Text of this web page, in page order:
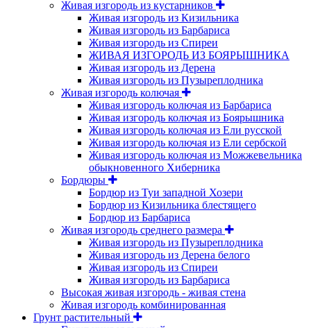
Живая изгородь из кустарников
Живая изгородь из Кизильника
Живая изгородь из Барбариса
Живая изгородь из Спиреи
ЖИВАЯ ИЗГОРОДЬ ИЗ БОЯРЫШНИКА
Живая изгородь из Дерена
Живая изгородь из Пузыреплодника
Живая изгородь колючая
Живая изгородь колючая из Барбариса
Живая изгородь колючая из Боярышника
Живая изгородь колючая из Ели русской
Живая изгородь колючая из Ели сербской
Живая изгородь колючая из Можжевельника
обыкновенного Хиберника
Бордюры
Бордюр из Туи западной Хозери
Бордюр из Кизильника блестящего
Бордюр из Барбариса
Живая изгородь среднего размера
Живая изгородь из Пузыреплодника
Живая изгородь из Дерена белого
Живая изгородь из Спиреи
Живая изгородь из Барбариса
Высокая живая изгородь - живая стена
Живая изгородь комбинированная
Грунт растительный